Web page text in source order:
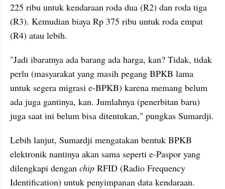
225 ribu untuk kendaraan roda dua (R2) dan roda tiga
(R3). Kemudian biaya Rp 375 ribu untuk roda empat
(R4) atau lebih.
"Jadi ibaratnya ada barang ada harga, kan? Tidak, tidak
perlu (masyarakat yang masih pegang BPKB lama
untuk segera migrasi e-BPKB) karena memang belum
ada juga gantinya, kan. Jumlahnya (penerbitan baru)
juga saat ini belum bisa ditentukan," pungkas Sumardji.
Lebih lanjut, Sumardji mengatakan bentuk BPKB
elektronik nantinya akan sama seperti e-Paspor yang
dilengkapi dengan chip RFID (Radio Frequency
Identification) untuk penyimpanan data kendaraan.